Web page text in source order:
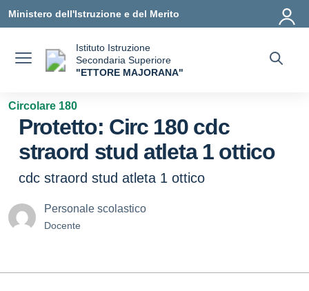
Ministero dell'Istruzione e del Merito
Istituto Istruzione
Secondaria Superiore
"ETTORE MAJORANA"
Circolare 180
Protetto: Circ 180 cdc
straord stud atleta 1 ottico
cdc straord stud atleta 1 ottico
Personale scolastico
Docente